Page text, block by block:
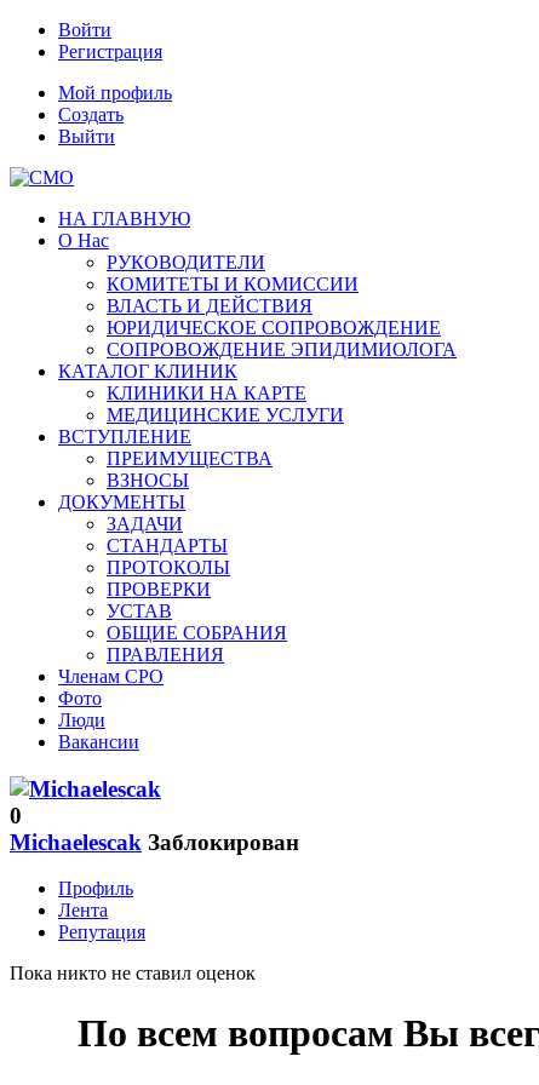
Войти
Регистрация
Мой профиль
Создать
Выйти
НА ГЛАВНУЮ
О Нас
РУКОВОДИТЕЛИ
КОМИТЕТЫ И КОМИССИИ
ВЛАСТЬ И ДЕЙСТВИЯ
ЮРИДИЧЕСКОЕ СОПРОВОЖДЕНИЕ
СОПРОВОЖДЕНИЕ ЭПИДИМИОЛОГА
КАТАЛОГ КЛИНИК
КЛИНИКИ НА КАРТЕ
МЕДИЦИНСКИЕ УСЛУГИ
ВСТУПЛЕНИЕ
ПРЕИМУЩЕСТВА
ВЗНОСЫ
ДОКУМЕНТЫ
ЗАДАЧИ
СТАНДАРТЫ
ПРОТОКОЛЫ
ПРОВЕРКИ
УСТАВ
ОБЩИЕ СОБРАНИЯ
ПРАВЛЕНИЯ
Членам СРО
Фото
Люди
Вакансии
0
Michaelescak Заблокирован
Профиль
Лента
Репутация
Пока никто не ставил оценок
По всем вопросам Вы